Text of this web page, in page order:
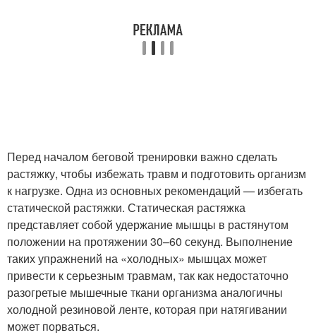
Перед началом беговой тренировки важно сделать
растяжку, чтобы избежать травм и подготовить организм
к нагрузке. Одна из основных рекомендаций — избегать
статической растяжки. Статическая растяжка
представляет собой удержание мышцы в растянутом
положении на протяжении 30–60 секунд. Выполнение
таких упражнений на «холодных» мышцах может
привести к серьезным травмам, так как недостаточно
разогретые мышечные ткани организма аналогичны
холодной резиновой ленте, которая при натягивании
может порваться.